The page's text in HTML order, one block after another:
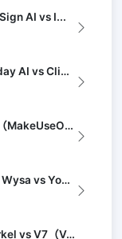
AI vs I...
AI项目管理工具评测：Asana AI vs Monday AI vs Clic...
2026年最佳免费AI工具TOP15完整清单（MakeUseOf）
AI心理咨询聊天机器人评测：Woebot vs Wysa vs Youper（A...
AI数据标注平台对比：Labelbox vs Snorkel vs V7（Ven...